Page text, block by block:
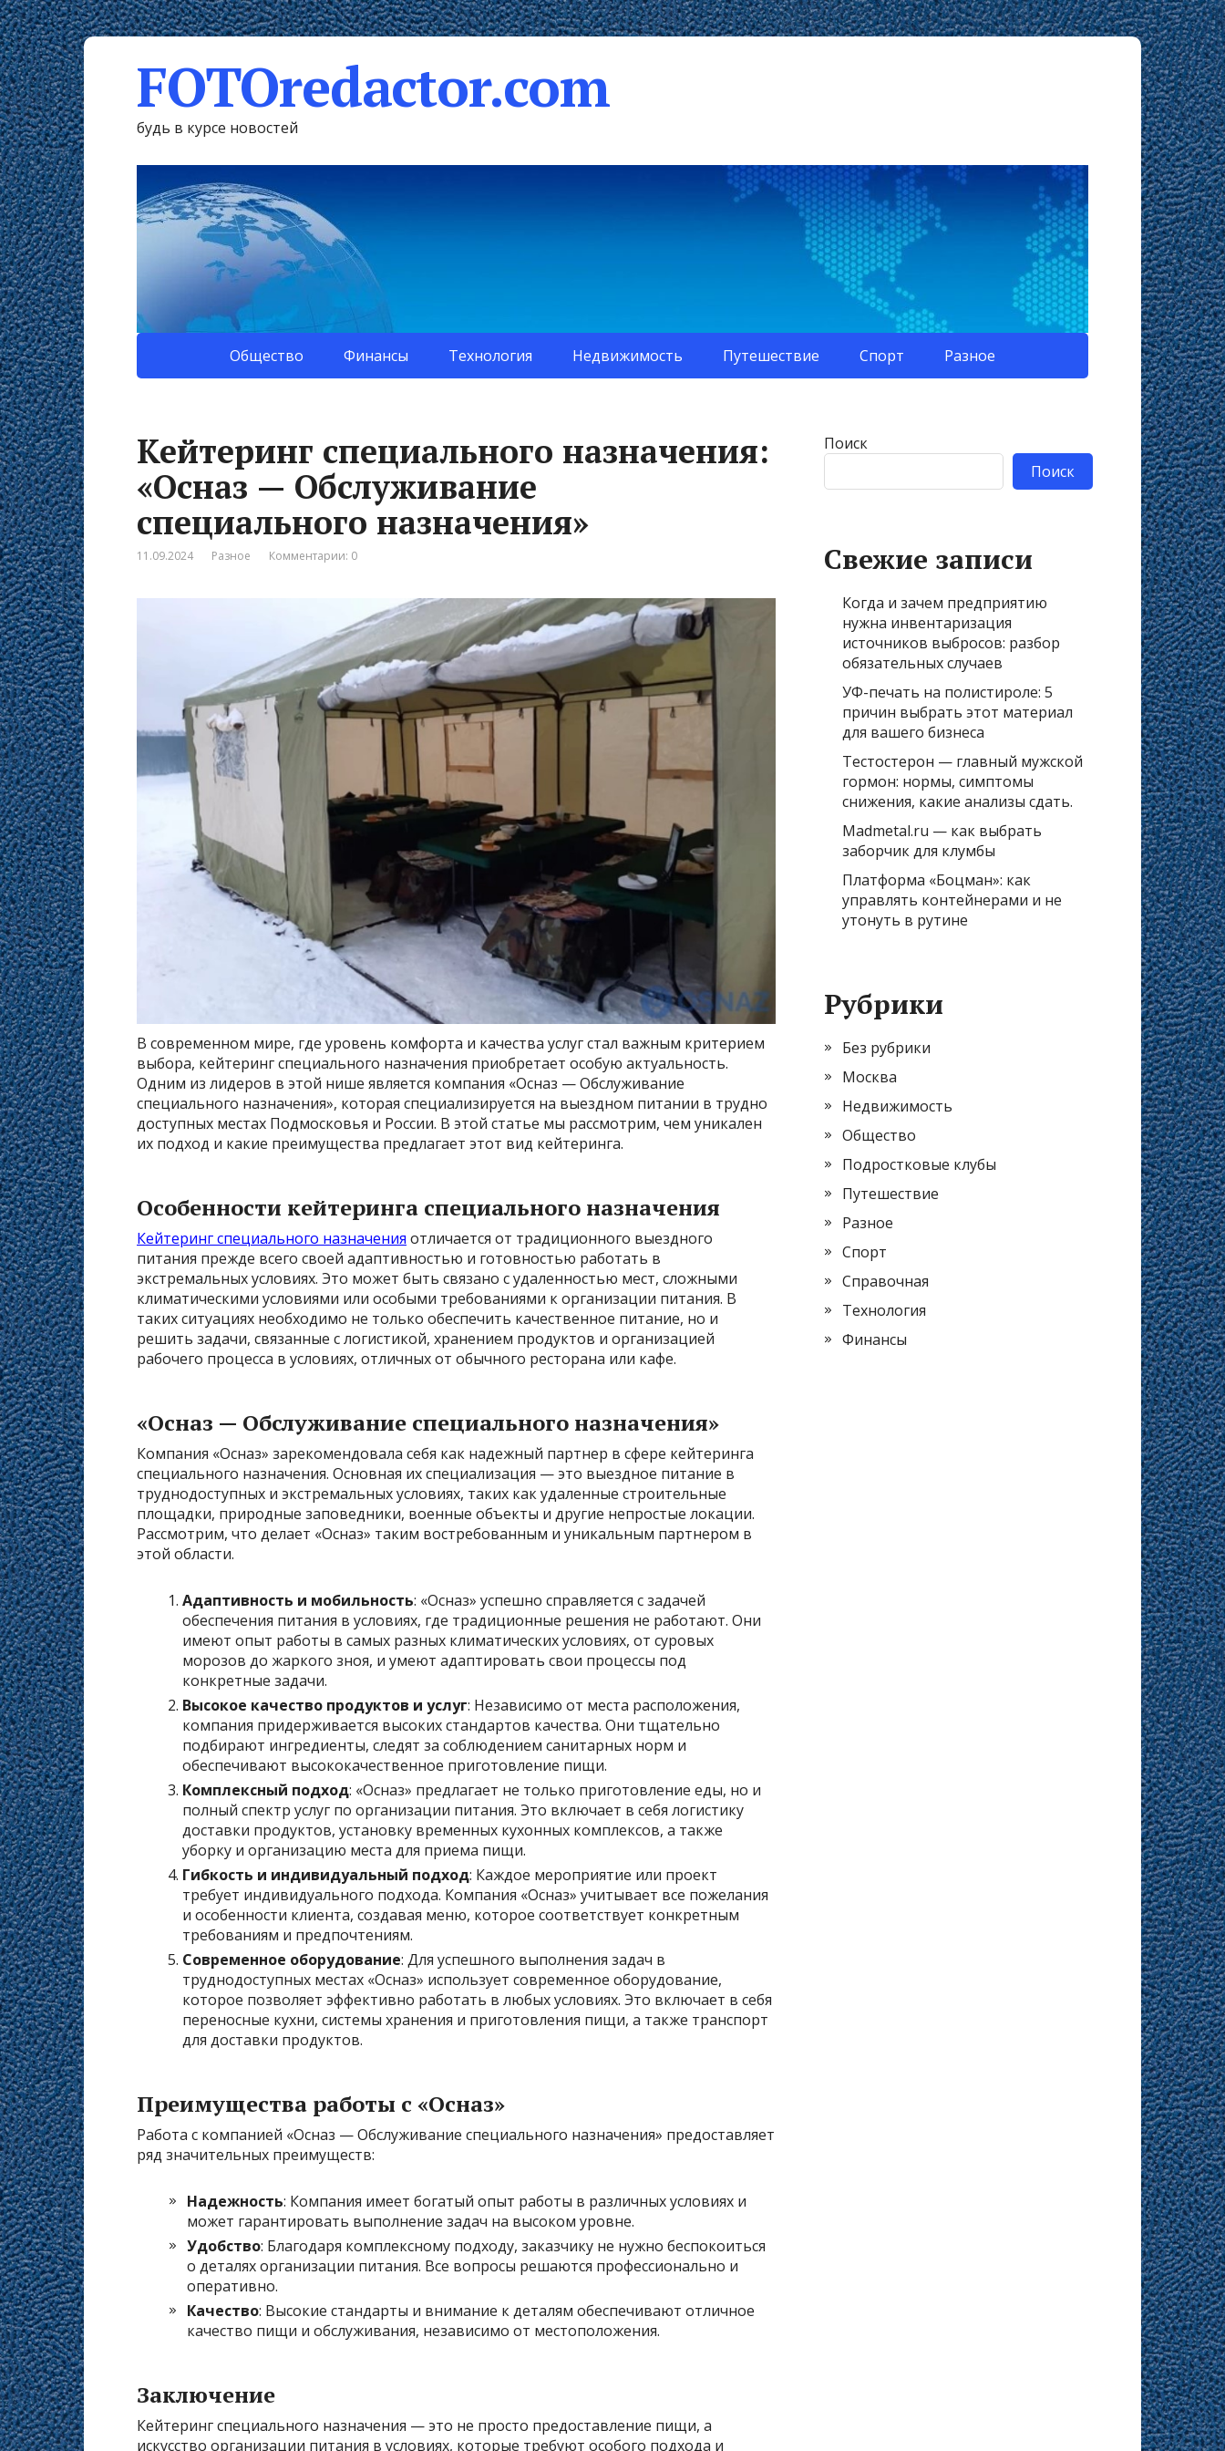
FOTOredactor.com
будь в курсе новостей
Общество Финансы Технология Недвижимость Путешествие Спорт Разное
Кейтеринг специального назначения:
«Осназ — Обслуживание
специального назначения»
11.09.2024 Разное Комментарии: 0
В современном мире, где уровень комфорта и качества услуг стал важным критерием
выбора, кейтеринг специального назначения приобретает особую актуальность.
Одним из лидеров в этой нише является компания «Осназ — Обслуживание
специального назначения», которая специализируется на выездном питании в трудно
доступных местах Подмосковья и России. В этой статье мы рассмотрим, чем уникален
их подход и какие преимущества предлагает этот вид кейтеринга.
Особенности кейтеринга специального назначения
Кейтеринг специального назначения отличается от традиционного выездного
питания прежде всего своей адаптивностью и готовностью работать в
экстремальных условиях. Это может быть связано с удаленностью мест, сложными
климатическими условиями или особыми требованиями к организации питания. В
таких ситуациях необходимо не только обеспечить качественное питание, но и
решить задачи, связанные с логистикой, хранением продуктов и организацией
рабочего процесса в условиях, отличных от обычного ресторана или кафе.
«Осназ — Обслуживание специального назначения»
Компания «Осназ» зарекомендовала себя как надежный партнер в сфере кейтеринга
специального назначения. Основная их специализация — это выездное питание в
труднодоступных и экстремальных условиях, таких как удаленные строительные
площадки, природные заповедники, военные объекты и другие непростые локации.
Рассмотрим, что делает «Осназ» таким востребованным и уникальным партнером в
этой области.
Адаптивность и мобильность: «Осназ» успешно справляется с задачей
обеспечения питания в условиях, где традиционные решения не работают. Они
имеют опыт работы в самых разных климатических условиях, от суровых
морозов до жаркого зноя, и умеют адаптировать свои процессы под
конкретные задачи.
Высокое качество продуктов и услуг: Независимо от места расположения,
компания придерживается высоких стандартов качества. Они тщательно
подбирают ингредиенты, следят за соблюдением санитарных норм и
обеспечивают высококачественное приготовление пищи.
Комплексный подход: «Осназ» предлагает не только приготовление еды, но и
полный спектр услуг по организации питания. Это включает в себя логистику
доставки продуктов, установку временных кухонных комплексов, а также
уборку и организацию места для приема пищи.
Гибкость и индивидуальный подход: Каждое мероприятие или проект
требует индивидуального подхода. Компания «Осназ» учитывает все пожелания
и особенности клиента, создавая меню, которое соответствует конкретным
требованиям и предпочтениям.
Современное оборудование: Для успешного выполнения задач в
труднодоступных местах «Осназ» использует современное оборудование,
которое позволяет эффективно работать в любых условиях. Это включает в себя
переносные кухни, системы хранения и приготовления пищи, а также транспорт
для доставки продуктов.
Преимущества работы с «Осназ»
Работа с компанией «Осназ — Обслуживание специального назначения» предоставляет
ряд значительных преимуществ:
Надежность: Компания имеет богатый опыт работы в различных условиях и
может гарантировать выполнение задач на высоком уровне.
Удобство: Благодаря комплексному подходу, заказчику не нужно беспокоиться
о деталях организации питания. Все вопросы решаются профессионально и
оперативно.
Качество: Высокие стандарты и внимание к деталям обеспечивают отличное
качество пищи и обслуживания, независимо от местоположения.
Заключение
Кейтеринг специального назначения — это не просто предоставление пищи, а
искусство организации питания в условиях, которые требуют особого подхода и
Поиск
Поиск
Свежие записи
Когда и зачем предприятию
нужна инвентаризация
источников выбросов: разбор
обязательных случаев
УФ-печать на полистироле: 5
причин выбрать этот материал
для вашего бизнеса
Тестостерон — главный мужской
гормон: нормы, симптомы
снижения, какие анализы сдать.
Madmetal.ru — как выбрать
заборчик для клумбы
Платформа «Боцман»: как
управлять контейнерами и не
утонуть в рутине
Рубрики
Без рубрики
Москва
Недвижимость
Общество
Подростковые клубы
Путешествие
Разное
Спорт
Справочная
Технология
Финансы